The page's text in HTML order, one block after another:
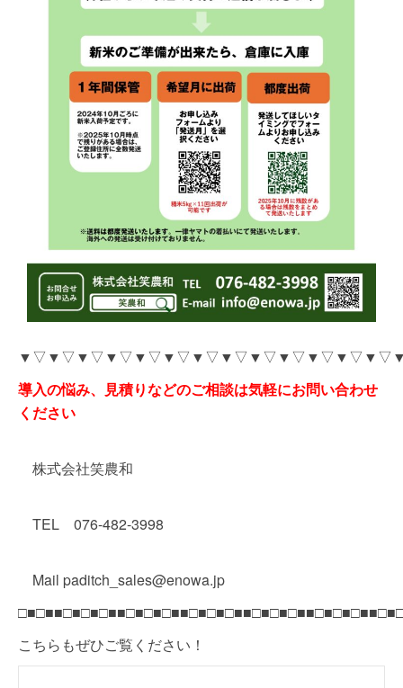
導入の悩み、見積りなどのご相談は気軽にお問い合わせ
ください
株式会社笑農和
TEL 076-482-3998
Mail paditch_sales@enowa.jp
こちらもぜひご覧ください！